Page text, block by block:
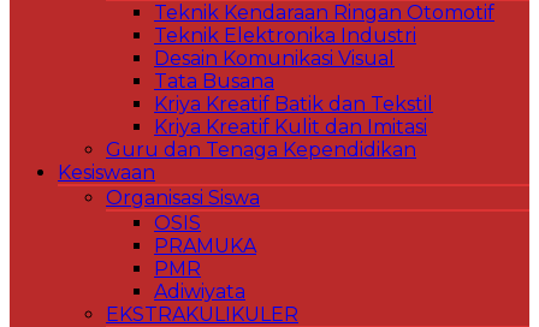
Teknik Kendaraan Ringan Otomotif
Teknik Elektronika Industri
Desain Komunikasi Visual
Tata Busana
Kriya Kreatif Batik dan Tekstil
Kriya Kreatif Kulit dan Imitasi
Guru dan Tenaga Kependidikan
Kesiswaan
Organisasi Siswa
OSIS
PRAMUKA
PMR
Adiwiyata
EKSTRAKULIKULER